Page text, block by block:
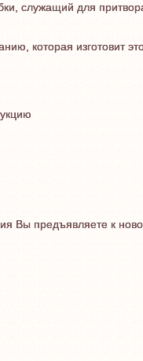
служащий для
которая изготовит
Вы предъявляете к